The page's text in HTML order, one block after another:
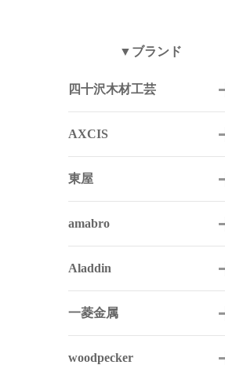
▼ブランド
四十沢木材工芸
AXCIS
東屋
amabro
Aladdin
一菱金属
woodpecker